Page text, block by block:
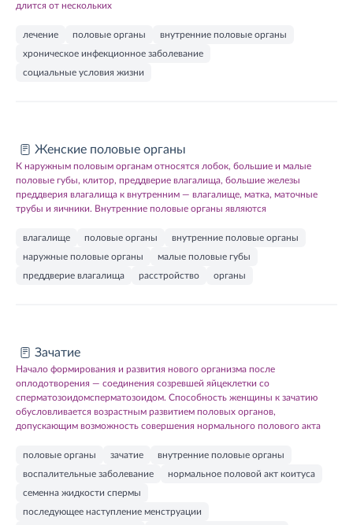
длится от нескольких
лечение половые органы
внутренние половые органы
хроническое инфекционное заболевание
социальные условия жизни
Женские половые органы
К наружным половым органам относятся лобок, большие и малые
половые губы, клитор, преддверие влагалища, большие железы
преддверия влагалища к внутренним — влагалище, матка, маточные
трубы и яичники. Внутренние половые органы являются
влагалище половые органы
внутренние половые органы
наружные половые органы
малые половые губы
преддверие влагалища
расстройство органы
Зачатие
Начало формирования и развития нового организма после
оплодотворения — соединения созревшей яйцеклетки со
сперматозоидомсперматозоидом. Способность женщины к зачатию
обусловливается возрастным развитием половых органов,
допускающим возможность совершения нормального полового акта
половые органы зачатие
внутренние половые органы
воспалительные заболевание
нормальное половой акт коитуса
семенна жидкости спермы
последующее наступление менструации